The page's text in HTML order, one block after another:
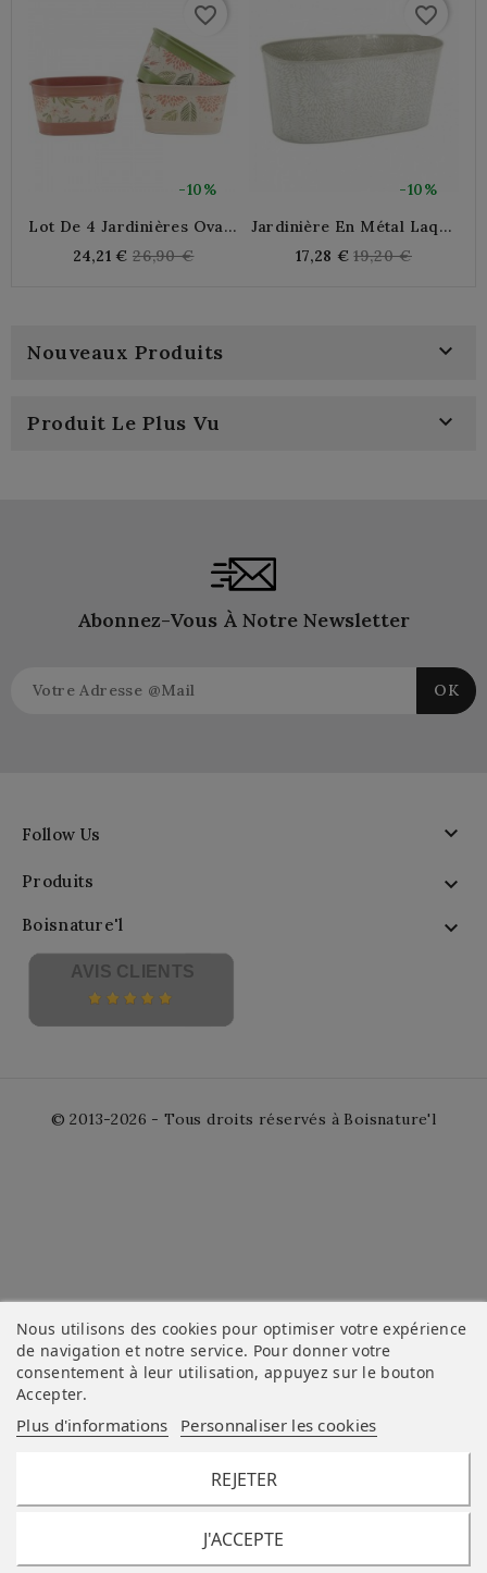
-10%
favorite_border
Lot De 4 Jardinières Ovale
Cm | Petit Pot De Fleurs
24,21 € Regular
26,90 €
-10%
favorite_border
Jardinière En Métal Laqué
17,28 € Regular
19,20 €
Nouveaux Produits 
Produit Le Plus Vu 
Abonnez-Vous À Notre Newsletter
Follow Us 
Produits 
Boisnature'l 
Nous utilisons des cookies pour optimiser votre expérience
de navigation et notre service. Pour donner votre
consentement à leur utilisation, appuyez sur le bouton
Accepter.
Plus d'informations Personnaliser les cookies
REJETER
J'ACCEPTE
AVIS CLIENTS
© 2013-2026 - Tous droits réservés à Boisnature'l